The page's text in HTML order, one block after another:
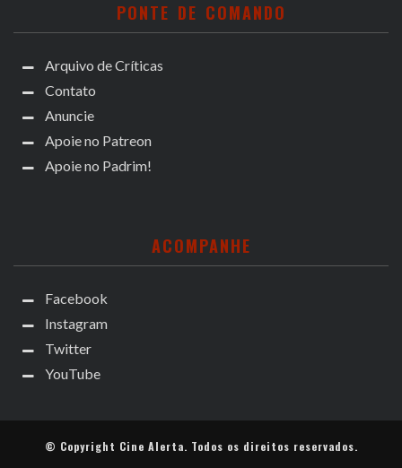
PONTE DE COMANDO
Arquivo de Críticas
Contato
Anuncie
Apoie no Patreon
Apoie no Padrim!
ACOMPANHE
Facebook
Instagram
Twitter
YouTube
© Copyright Cine Alerta. Todos os direitos reservados.